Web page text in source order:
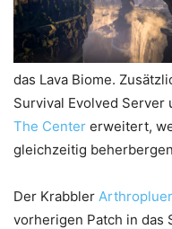
das Lava Biome.
Survival Evolved
The Center erweitert,
gleichzeitig
Der Krabbler
vorherigen Patch in das